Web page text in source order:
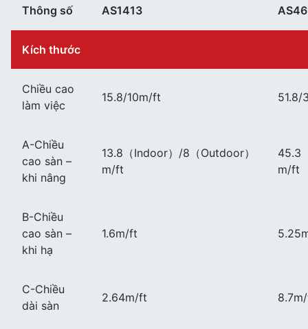
Thông số AS1413
Kích thước
Chiều cao
làm việc
15.8/10m/ft 51.8/
A-Chiều
cao sàn –
khi nâng
13.8（Indoor）/8（Outdoor）
m/ft
45.3
m/ft
B-Chiều
cao sàn –
khi hạ
1.6m/ft
C-Chiều
dài sàn
2.64m/ft